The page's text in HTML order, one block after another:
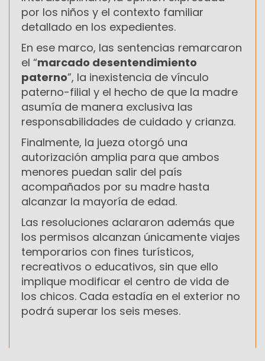
por los niños y el contexto familiar
detallado en los expedientes.
En ese marco, las sentencias remarcaron
el “marcado desentendimiento
paterno”, la inexistencia de vínculo
paterno-filial y el hecho de que la madre
asumía de manera exclusiva las
responsabilidades de cuidado y crianza.
Finalmente, la jueza otorgó una
autorización amplia para que ambos
menores puedan salir del país
acompañados por su madre hasta
alcanzar la mayoría de edad.
Las resoluciones aclararon además que
los permisos alcanzan únicamente viajes
temporarios con fines turísticos,
recreativos o educativos, sin que ello
implique modificar el centro de vida de
los chicos. Cada estadía en el exterior no
podrá superar los seis meses.